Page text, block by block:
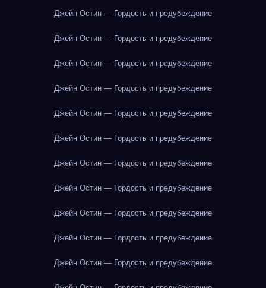
Джейн Остин — Гордость и предубеждение
Джейн Остин — Гордость и предубеждение
Джейн Остин — Гордость и предубеждение
Джейн Остин — Гордость и предубеждение
Джейн Остин — Гордость и предубеждение
Джейн Остин — Гордость и предубеждение
Джейн Остин — Гордость и предубеждение
Джейн Остин — Гордость и предубеждение
Джейн Остин — Гордость и предубеждение
Джейн Остин — Гордость и предубеждение
Джейн Остин — Гордость и предубеждение